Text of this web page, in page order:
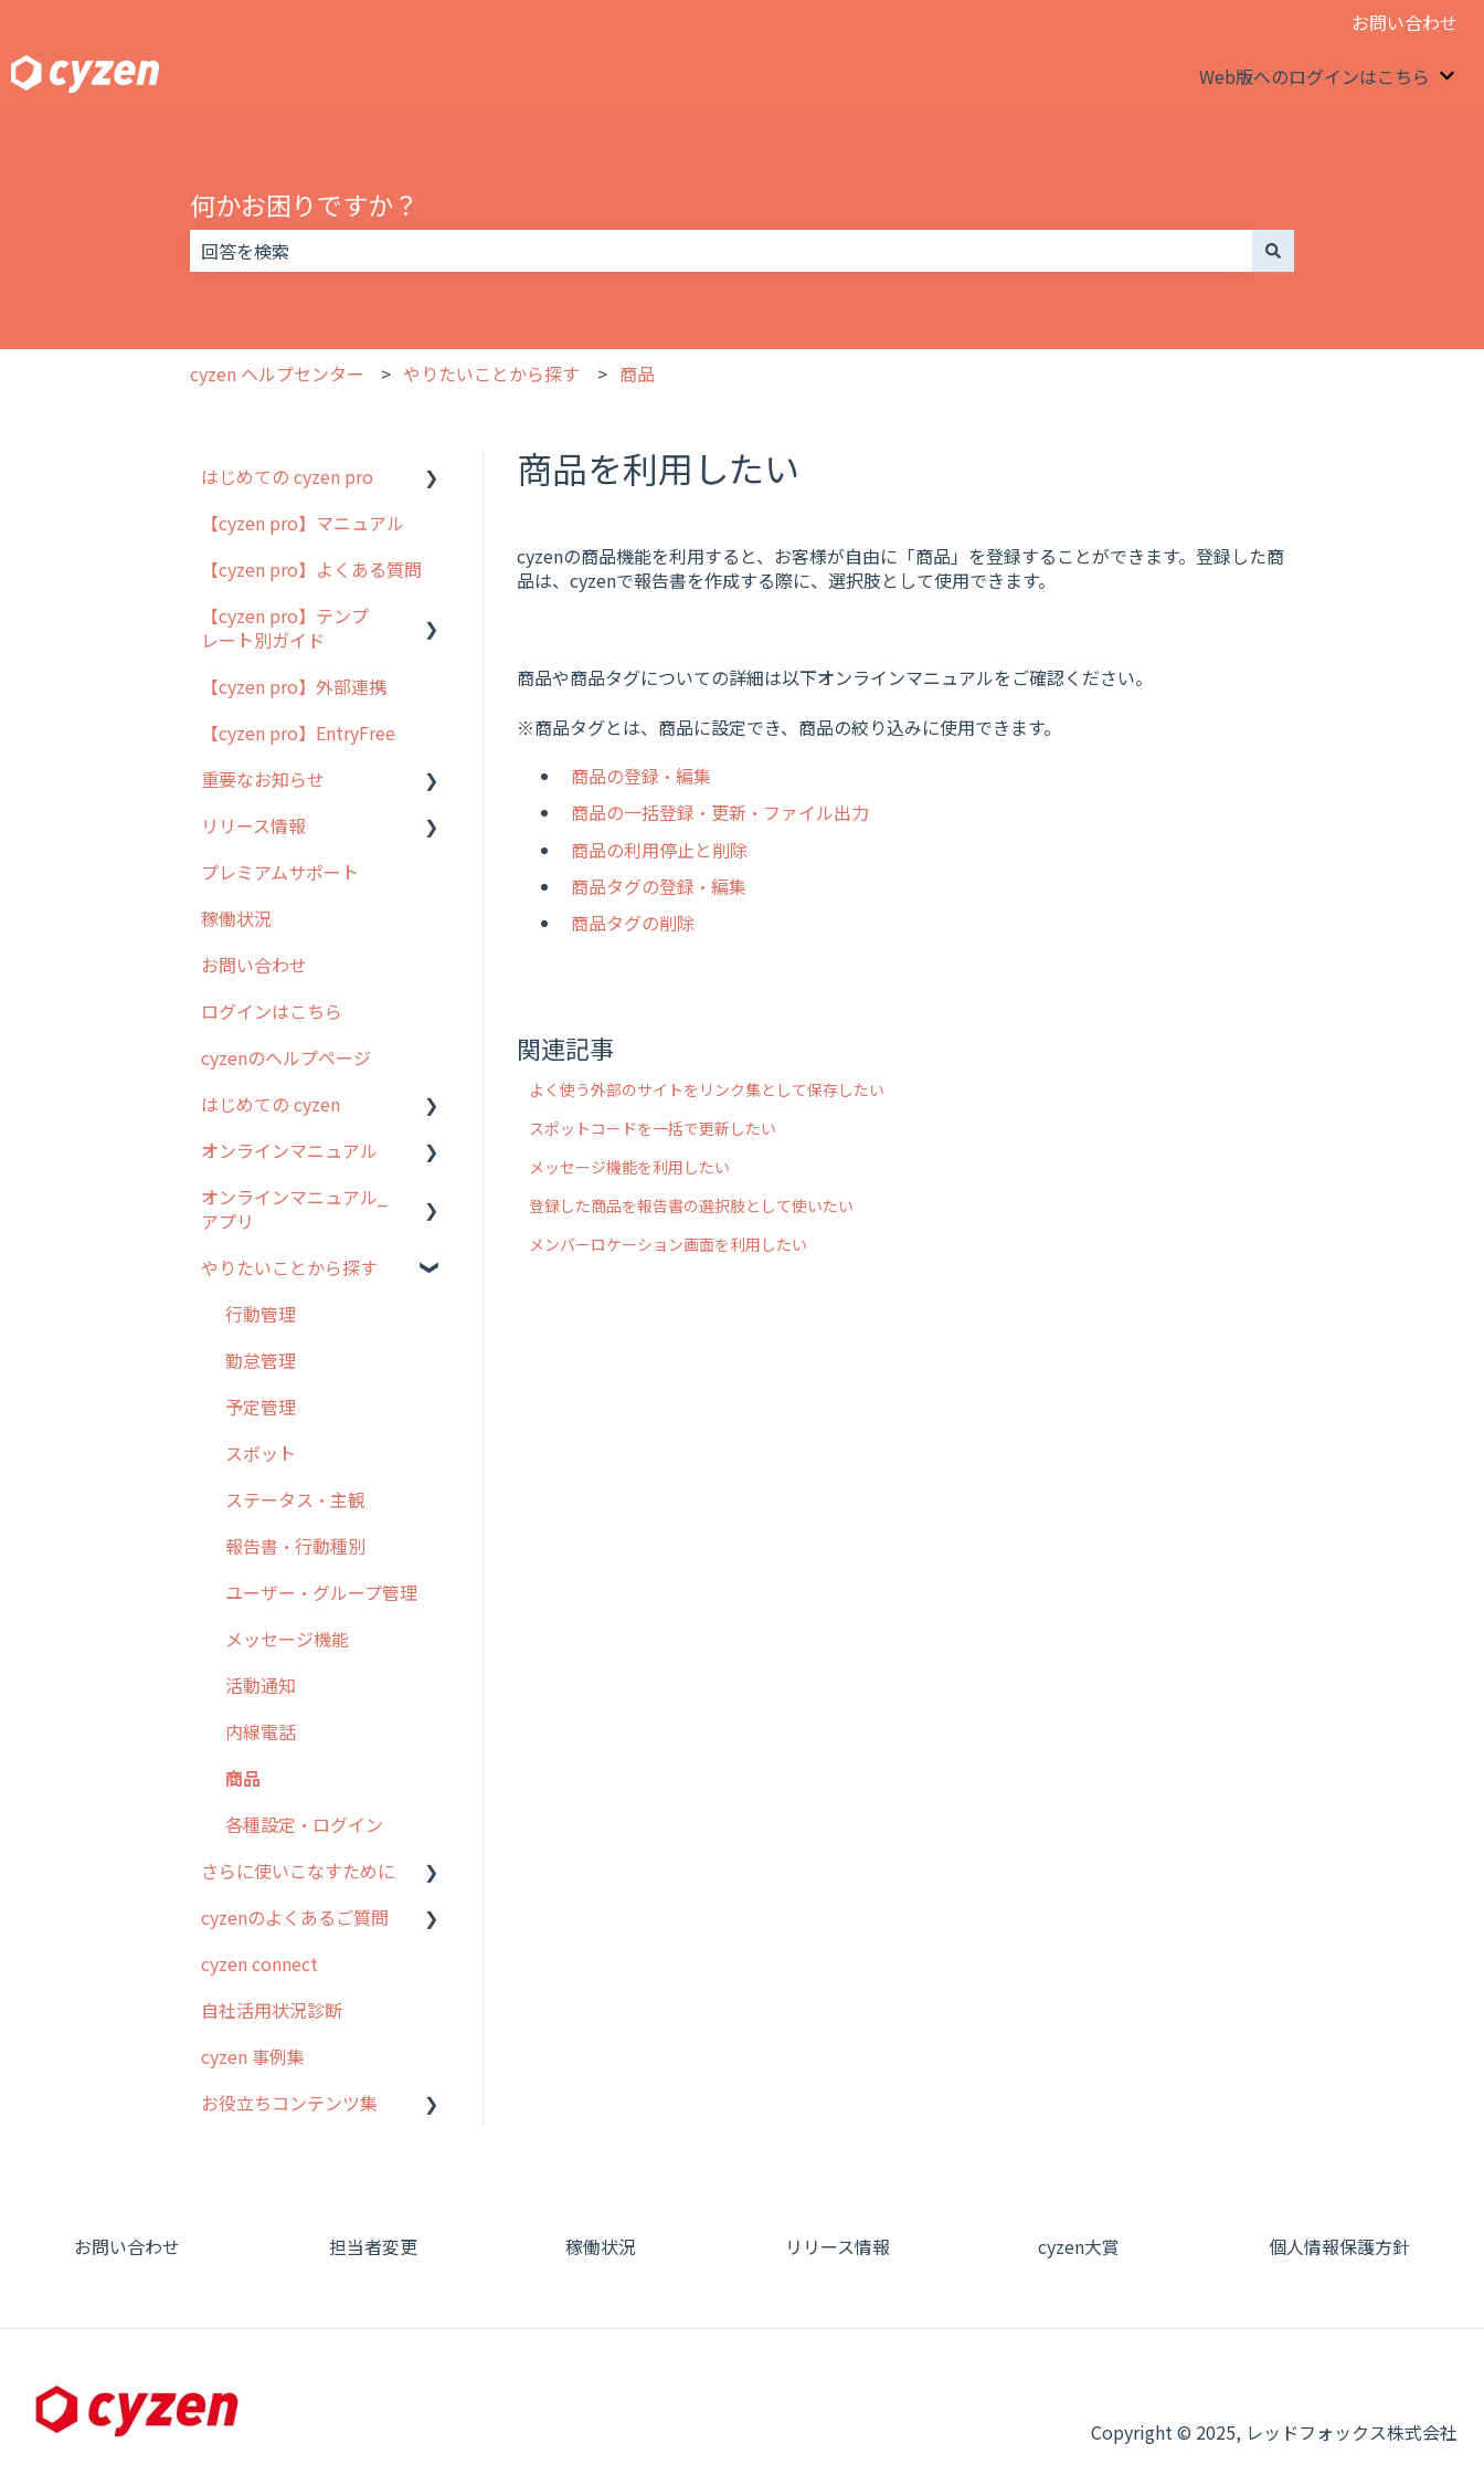
お問い合わせ
Web版へのログインはこちら
何かお困りですか？
cyzen ヘルプセンター やりたいことから探す 商品
商品を利用したい
cyzenの商品機能を利用すると、お客様が自由に「商品」を登録することができます。登録した商
品は、cyzenで報告書を作成する際に、選択肢として使用できます。
商品や商品タグについての詳細は以下オンラインマニュアルをご確認ください。
※商品タグとは、商品に設定でき、商品の絞り込みに使用できます。
商品の登録・編集
商品の一括登録・更新・ファイル出力
商品の利用停止と削除
商品タグの登録・編集
商品タグの削除
関連記事
よく使う外部のサイトをリンク集として保存したい
スポットコードを一括で更新したい
メッセージ機能を利用したい
登録した商品を報告書の選択肢として使いたい
メンバーロケーション画面を利用したい
はじめての cyzen pro
cyzen pro とは？
簡易マニュアル
cyzen proの位置情報取得
について
用語集
よくある質問
【cyzen pro】マニュアル
【cyzen pro】よくある質問
【cyzen pro】テンプ
レート別ガイド
ポスティング
ラウンダー
メンテナンス
外廻り営業
清掃
不動産
【cyzen pro】外部連携
【cyzen pro】EntryFree
重要なお知らせ
過去の重要なお知らせ
障害情報
リリース情報
リリース
2026年のリリース情報
2025年のリリース情報
2024年のリリース情報
2023年のリリース情報
過去のリリース
2019年までのリリース情
お客様の声を実現しました
プレミアムサポート
稼働状況
お問い合わせ
ログインはこちら
cyzenのヘルプページ
はじめての cyzen
0. はじめてのcyzenの使い
1. cyzenについて知ろう
2. 主要機能の概要
3. cyzenの位置情報取得に
ステム管理者編
5. 基本的な使い方：シス
ザー編
7. 初心者向けよくある質
ための設定
10.ユーザー向けおすすめ
方法
オンラインマニュアル
管理サイトの使い始め
オンラインマニュアル_
アプリ
アプリの使い始め
ホーム画面
スポット
報告閲覧
予定
日報
履歴
メンバー
メッセージ
パフォーマンス
外部リンク
お知らせ
設定
やりたいことから探す
行動管理
勤怠管理
予定管理
スポット
ステータス・主観
報告書・行動種別
ユーザー・グループ管理
メッセージ機能
活動通知
内線電話
商品
各種設定・ログイン
さらに使いこなすために
はじめに
スポット・ステータス関連
連携オプション
IP接続制限・端末認証設定
cyzenのよくあるご質問
ログインについて
グループ・ユーザーについ
スポットについて
日報について
端末・設定について
cyzen connect
自社活用状況診断
cyzen 事例集
お役立ちコンテンツ集
ブ
お問い合わせ 担当者変更 稼働状況 リリース情報 cyzen大賞 個人情報保護方針
Copyright © 2025, レッドフォックス株式会社